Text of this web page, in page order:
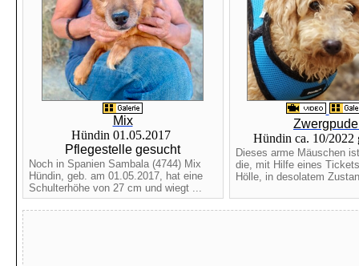
Mix
Hündin 01.05.2017
Pflegestelle gesucht
Noch in Spanien Sambala (4744) Mix
Hündin, geb. am 01.05.2017, hat eine
Schulterhöhe von 27 cm und wiegt ...
Hündin ca. 10/2022
Dieses arme Mäuschen
die, mit Hilfe eines
Hölle, in desolatem